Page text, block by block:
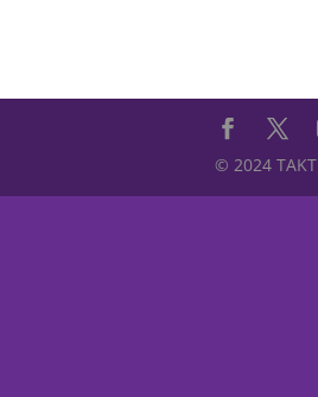
© 2024 TAKT